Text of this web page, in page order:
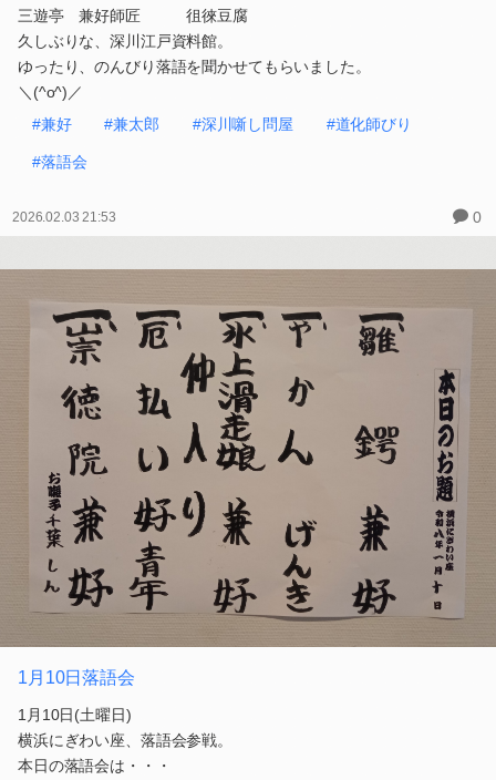
三遊亭 兼好師匠 徂徠豆腐
久しぶりな、深川江戸資料館。
ゆったり、のんびり落語を聞かせてもらいました。
＼(^o^)／
#兼好
#兼太郎 #深川噺し問屋 #道化師びり
#落語会
2026.02.03 21:53 0
1月10日落語会
1月10日(土曜日)
横浜にぎわい座、落語会参戦。
本日の落語会は・・・